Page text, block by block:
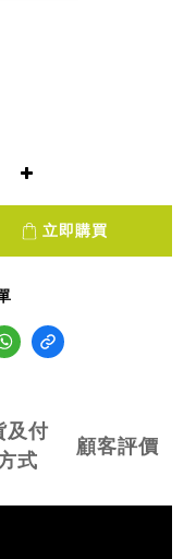
立即購買
及付
式
顧客評價